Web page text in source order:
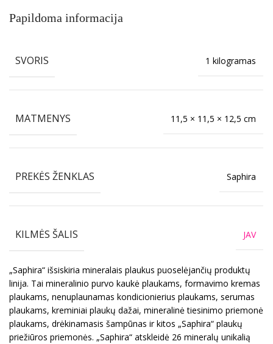
Papildoma informacija
SVORIS 1 kilogramas
MATMENYS 11,5 × 11,5 × 12,5 cm
PREKĖS ŽENKLAS Saphira
KILMĖS ŠALIS JAV
„Saphira“ išsiskiria mineralais plaukus puoselėjančių produktų
linija. Tai mineralinio purvo kaukė plaukams, formavimo kremas
plaukams, nenuplaunamas kondicionierius plaukams, serumas
plaukams, kreminiai plaukų dažai, mineralinė tiesinimo priemonė
plaukams, drėkinamasis šampūnas ir kitos „Saphira“ plaukų
priežiūros priemonės. „Saphira“ atskleidė 26 mineralų unikalią